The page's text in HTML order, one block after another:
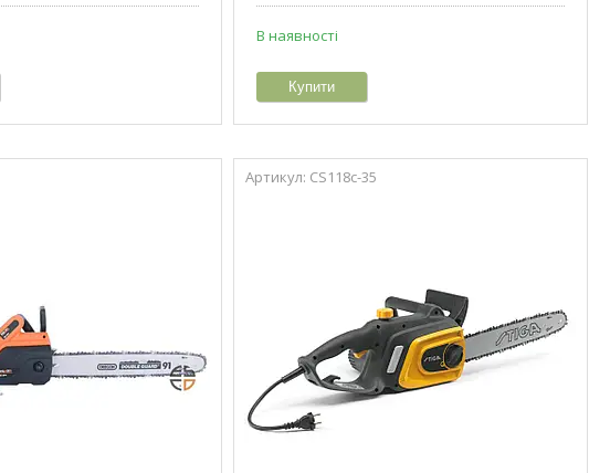
В наявності
Купити
CS118c-35